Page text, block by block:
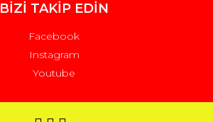
BİZİ TAKİP EDİN
Facebook
Instagram
Youtube